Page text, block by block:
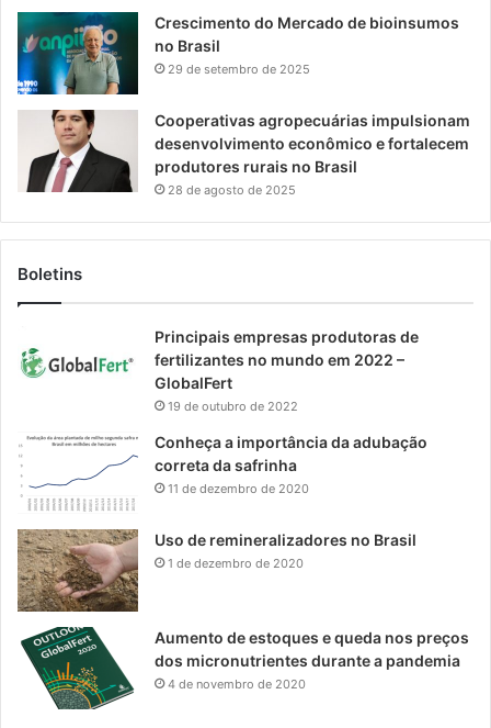
Crescimento do Mercado de bioinsumos
no Brasil
29 de setembro de 2025
Cooperativas agropecuárias impulsionam
desenvolvimento econômico e fortalecem
produtores rurais no Brasil
28 de agosto de 2025
Boletins
Principais empresas produtoras de
fertilizantes no mundo em 2022 –
GlobalFert
19 de outubro de 2022
Conheça a importância da adubação
correta da safrinha
11 de dezembro de 2020
Uso de remineralizadores no Brasil
1 de dezembro de 2020
Aumento de estoques e queda nos preços
dos micronutrientes durante a pandemia
4 de novembro de 2020